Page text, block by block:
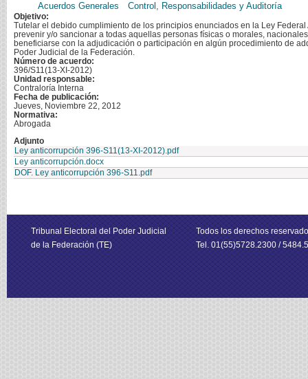
Acuerdos Generales Control, Responsabilidades y Auditoría
Objetivo:
Tutelar el debido cumplimiento de los principios enunciados en la Ley
prevenir y/o sancionar a todas aquellas personas físicas o morales,
beneficiarse con la adjudicación o participación en algún procedimiento de
Poder Judicial de la Federación.
Número de acuerdo:
396/S11(13-XI-2012)
Unidad responsable:
Contraloría Interna
Fecha de publicación:
Jueves, Noviembre 22, 2012
Normativa:
Abrogada
Adjunto
Ley anticorrupción 396-S11(13-XI-2012).pdf
Ley anticorrupción.docx
DOF. Ley anticorrupción 396-S11.pdf
Tribunal Electoral del Poder Judicial
de la Federación (TE)
Todos los derechos
Tel. 01(55)5728.2300 /